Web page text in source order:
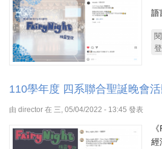
語
110學年度 四系聯合聖誕晚會
由 director 在 三, 05/04/2022 - 13:45 發表
經